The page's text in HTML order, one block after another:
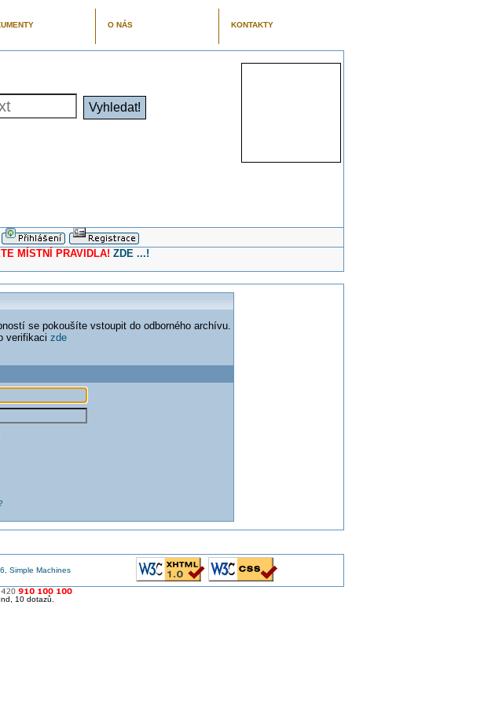
O NÁS KONTAKTY
MÍSTNÍ PRAVIDLA! ZDE ...!
se pokoušíte vstoupit do odborného archívu.
verifikaci zde
Simple Machines
10 dotazů.